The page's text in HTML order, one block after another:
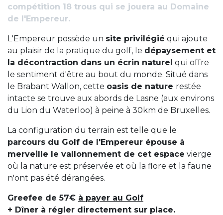
compétition 18 trous qui se jouera au Domaine
de l'Empereur.
L'Empereur possède un site privilégié qui ajoute
au plaisir de la pratique du golf, le dépaysement et
la décontraction dans un écrin naturel qui offre
le sentiment d'être au bout du monde. Situé dans
le Brabant Wallon, cette oasis de nature restée
intacte se trouve aux abords de Lasne (aux environs
du Lion du Waterloo) à peine à 30km de Bruxelles.
La configuration du terrain est telle que le
parcours du Golf de l'Empereur épouse à
merveille le vallonnement de cet espace vierge
où la nature est préservée et où la flore et la faune
n'ont pas été dérangées.
Greefee de 57€ à payer au Golf
+ Dîner à régler directement sur place.